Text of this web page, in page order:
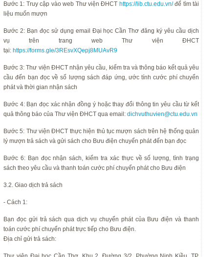
Bước 1: Truy cập vào web Thư viện ĐHCT https://lib.ctu.edu.vn/để tìm tài
liệu muốn mượn
Bước 2: Bạn đọc sử dụng email Đại học Cần Thơ đăng ký yêu cầu dịch
vụ trên trang web Thư viện ĐHCT
tại: https://forms.gle/3REsvXQepj8MUAvR9
Bước 3: Thư viện ĐHCT nhận yêu cầu, kiểm tra và thông báo kết quả yêu
cầu đến bạn đọc về số lượng sách đáp ứng, ước tính cước phí chuyển
phát và thời gian nhận sách
Bước 4: Bạn đọc xác nhận đồng ý hoặc thay đổi thông tin yêu cầu từ kết
quả thông báo của Thư viện ĐHCT qua email: dichvuthuvien@ctu.edu.vn
Bước 5: Thư viện ĐHCT thực hiện thủ tục mượn sách trên hệ thống quản
lý mượn trả sách và gửi sách cho Bưu điện chuyển phát đến bạn đọc
Bước 6: Bạn đọc nhận sách, kiểm tra xác thực về số lượng, tình trạng
sách theo yêu cầu và thanh toán cước phí chuyển phát cho Bưu điện
3.2. Giao dịch trả sách
- Cách 1:
Bạn đọc gửi trả sách qua dịch vụ chuyển phát của Bưu điện và thanh
toán cước phí chuyển phát trực tiếp cho Bưu điện.
Địa chỉ gửi trả sách: